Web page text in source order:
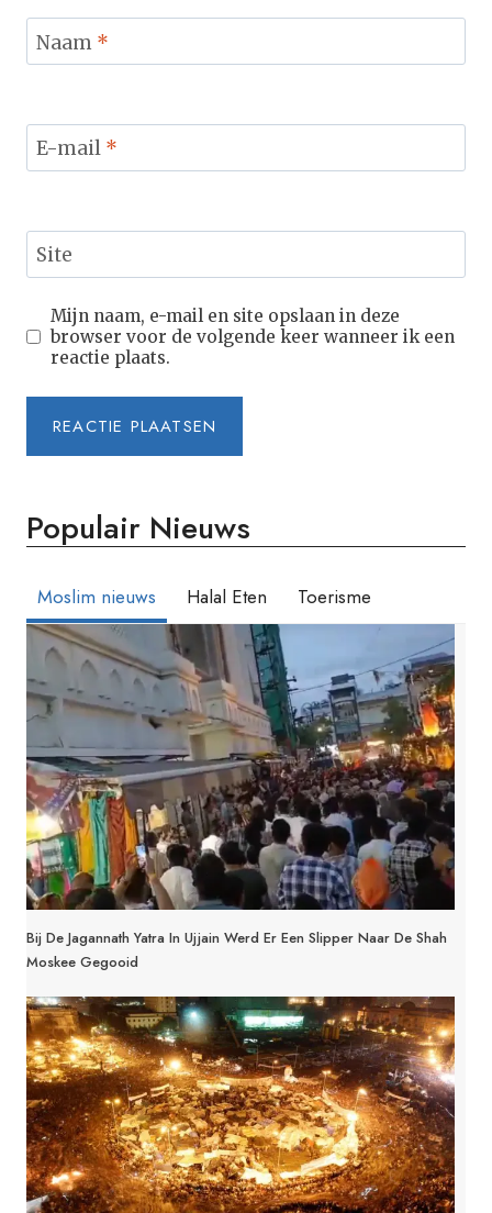
Naam *
E-mail *
Site
Mijn naam, e-mail en site opslaan in deze
browser voor de volgende keer wanneer ik een
reactie plaats.
Populair Nieuws
Moslim nieuws Halal Eten Toerisme
Bij De Jagannath Yatra In Ujjain Werd Er Een Slipper Naar De Shah
Moskee Gegooid